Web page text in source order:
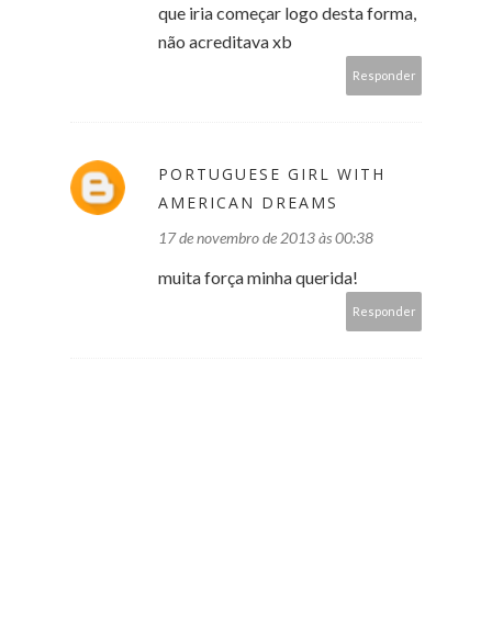
que iria começar logo desta forma,
não acreditava xb
Responder
PORTUGUESE GIRL WITH
AMERICAN DREAMS
17 de novembro de 2013 às 00:38
muita força minha querida!
Responder